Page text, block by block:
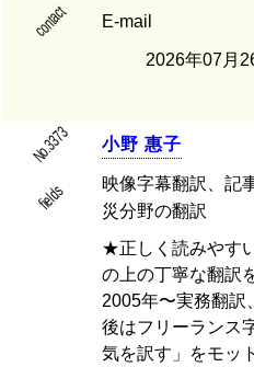
contact E-mail
2026年07月
No.3373 小野 惠子
fields
映像字幕翻訳、記
災分野の翻訳
★正しく読みやす
の上の丁寧な翻訳
2005年〜実務翻訳
後はフリーランス
気を訳す」をモッ